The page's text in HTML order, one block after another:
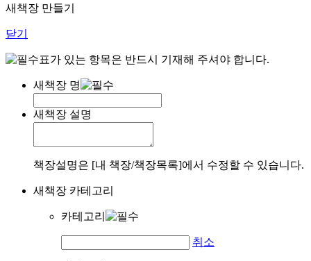
새책장 만들기
닫기
표가 있는 항목은 반드시 기재해 주셔야 합니다.
새책장 명
새책장 설명
책장설명은 [내 책장/책장목록]에서 수정할 수 있습니다.
새책장 카테고리
카테고리
취소